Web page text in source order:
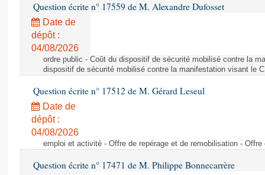
Question écrite n° 17559 de M. Alexandre Dufosset
Date de
dépôt :
04/08/2026
ordre public - Coût du dispositif de sécurité mobilisé contre la
dispositif de sécurité mobilisé contre la manifestation visant le
Question écrite n° 17512 de M. Gérard Leseul
Date de
dépôt :
04/08/2026
emploi et activité - Offre de repérage et de remobilisation -
Question écrite n° 17471 de M. Philippe Bonnecarrère